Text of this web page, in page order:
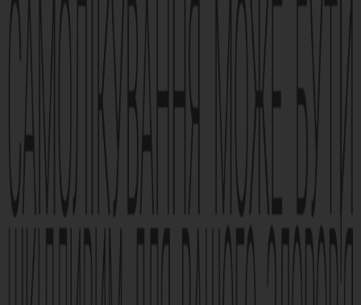
засобу обов’язково проконсультуйтесь з лікарем та
ознайомтесь з інструкцією для застосування лікарського
Виробник АТ «Фармак», 04080, м.Київ, вул. Кирилівська, 63, +38
(044) 496-87-87, info@farmak.ua, www.farmak.ua
© Амізон, 2009-2026